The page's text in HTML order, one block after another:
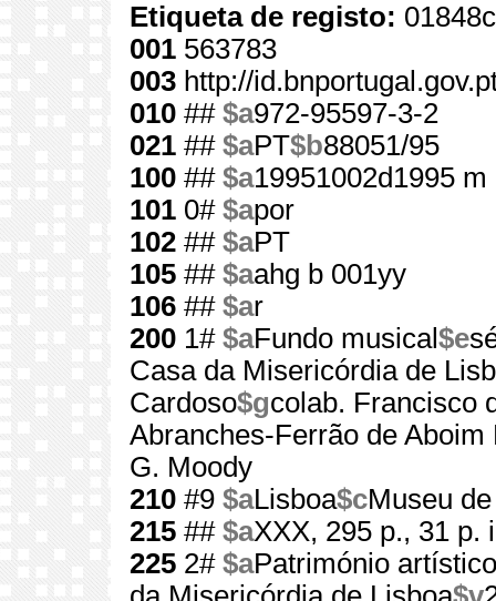
Etiqueta de registo:
001 563783
003 http://
010 ## $a972-95597-3-2
021 ## $aPT$b88051/95
100 ## $a19951002d1995
101 0# $apor
102 ## $aPT
105 ## $aahg b 001yy
106 ## $ar
200 1# $aFundo musical$e
Casa da Misericórdia de
Cardoso$gcolab. Francisco
Abranches-Ferrão de
G. Moody
210 #9 $aLisboa$cMuseu
215 ## $aXXX, 295 p., 31 p.
225 2# $aPatrimónio